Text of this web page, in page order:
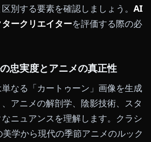
別する要素を確認しましょう。 AI
ークリエイターを評価する際の必
忠実度とアニメの真正性
なる「カートゥーン」画像を生成
アニメの解剖学、陰影技術、スタ
ニュアンスを理解します。クラシ
美学から現代の季節アニメのルック